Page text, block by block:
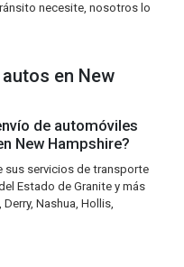
necesite, nosotros lo
en New
de automóviles
New Hampshire?
sus servicios de transporte
Estado de Granite y más
Nashua, Hollis,